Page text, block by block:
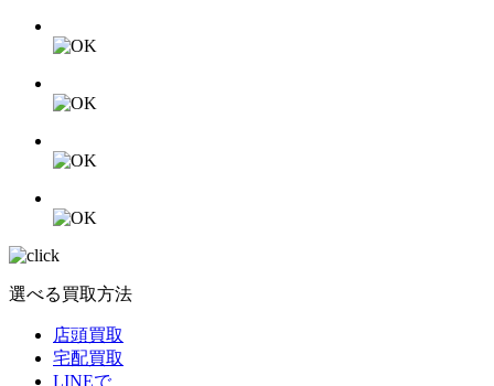
選べる買取方法
店頭買取
宅配買取
LINEで